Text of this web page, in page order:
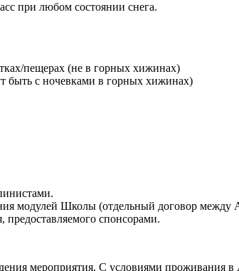
при любом состоянии снега.
пещерах (не в горных хижинах)
быть с ночевками в горных хижинах)
модулей Школы (отдельный договор между
предоставляемого спонсорами.
мероприятия. С условиями проживания